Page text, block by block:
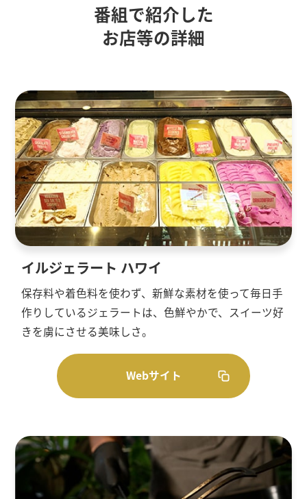
番組で紹介した
お店等の詳細
イルジェラート ハワイ
保存料や着色料を使わず、新鮮な素材を使って毎日手
作りしているジェラートは、色鮮やかで、スイーツ好
きを虜にさせる美味しさ。
Webサイト